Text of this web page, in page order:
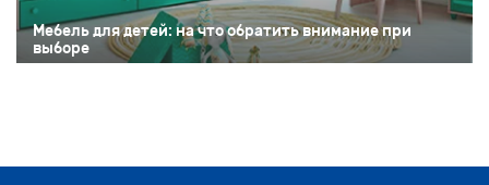
Мебель для детей: на что обратить внимание при
выборе